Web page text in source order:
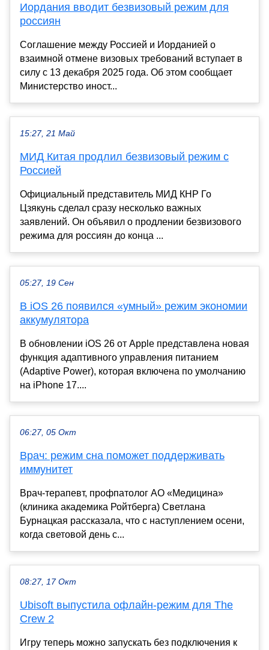
Иордания вводит безвизовый режим для
россиян
Соглашение между Россией и Иорданией о
взаимной отмене визовых требований вступает в
силу с 13 декабря 2025 года. Об этом сообщает
Министерство иност...
15:27, 21 Май
МИД Китая продлил безвизовый режим с
Россией
Официальный представитель МИД КНР Го
Цзякунь сделал сразу несколько важных
заявлений. Он объявил о продлении безвизового
режима для россиян до конца ...
05:27, 19 Сен
В iOS 26 появился «умный» режим экономии
аккумулятора
В обновлении iOS 26 от Apple представлена новая
функция адаптивного управления питанием
(Adaptive Power), которая включена по умолчанию
на iPhone 17....
06:27, 05 Окт
Врач: режим сна поможет поддерживать
иммунитет
Врач-терапевт, профпатолог АО «Медицина»
(клиника академика Ройтберга) Светлана
Бурнацкая рассказала, что с наступлением осени,
когда световой день с...
08:27, 17 Окт
Ubisoft выпустила офлайн-режим для The
Crew 2
Игру теперь можно запускать без подключения к